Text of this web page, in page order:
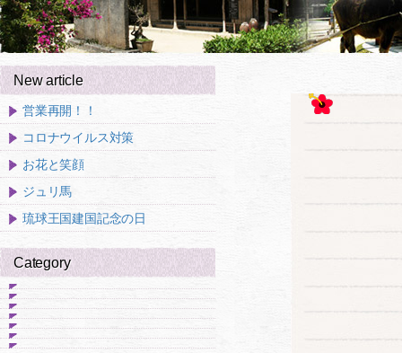
New article
営業再開！！
コロナウイルス対策
お花と笑顔
ジュリ馬
琉球王国建国記念の日
Category